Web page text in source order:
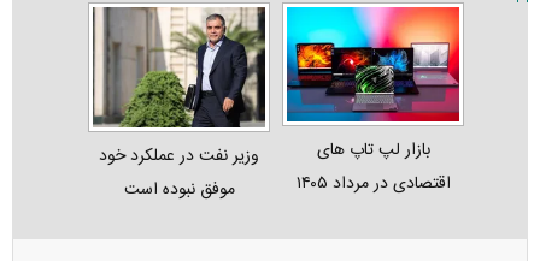
بازار لپ‌ تاپ‌ های
اقتصادی در مرداد ۱۴۰۵
وزیر نفت در عملکرد خود
موفق نبوده است